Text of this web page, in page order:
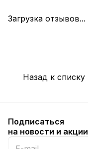
Загрузка отзывов...
Назад к списку
Подписаться
на новости и акции